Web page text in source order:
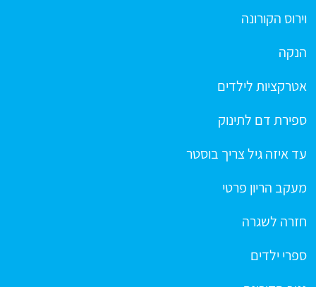
וירוס הקורונה
הנקה
אטרקציות לילדים
ספירת דם לתינוק
עד איזה גיל צריך בוסטר
מעקב הריון פרטי
חזרה לשגרה
ספרי ילדים